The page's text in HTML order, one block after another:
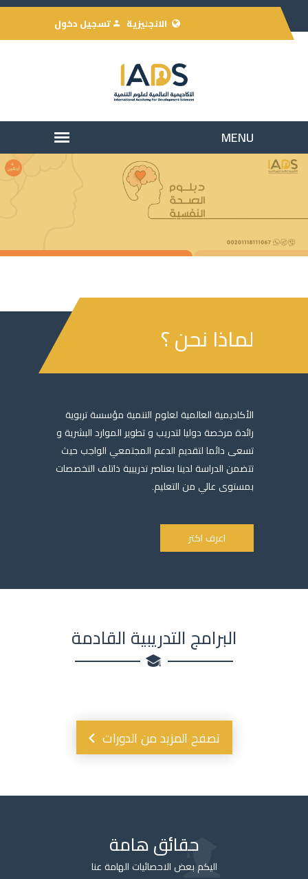
الانجليزية تسجيل دخول
لماذا نحن ؟
الأكاديمية العالمية لعلوم التنمية مؤسسة تربوية
رائدة مرخصة دوليا لتدريب و تطوير الموارد البشرية و
تسعى دائما لتقديم الدعم المجتمعي الواجب حيث
تتضمن الدراسة لدينا بعناصر تدريبية ذاتلف التخصصات
بمستوى عالي من التعليم.
اعرف اكتر
البرامج التدريبية القادمة
تصفح المزيد من الدورات
حقائق هامة
اليكم بعض الاحصائيات الهامة عنا